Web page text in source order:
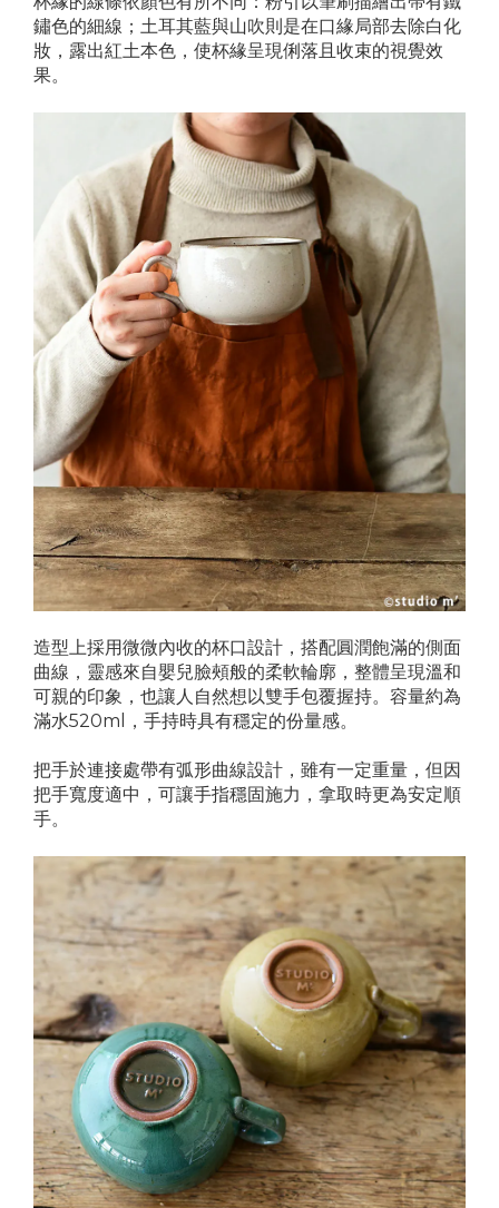
鏽色的細線；土耳其藍與山吹則是在口緣局部去除白化
妝，露出紅土本色，使杯緣呈現俐落且收束的視覺效
果。
造型上採用微微內收的杯口設計，搭配圓潤飽滿的側面
曲線，靈感來自嬰兒臉頰般的柔軟輪廓，整體呈現溫和
可親的印象，也讓人自然想以雙手包覆握持。容量約為
滿水520ml，手持時具有穩定的份量感。
把手於連接處帶有弧形曲線設計，雖有一定重量，但因
把手寬度適中，可讓手指穩固施力，拿取時更為安定順
手。